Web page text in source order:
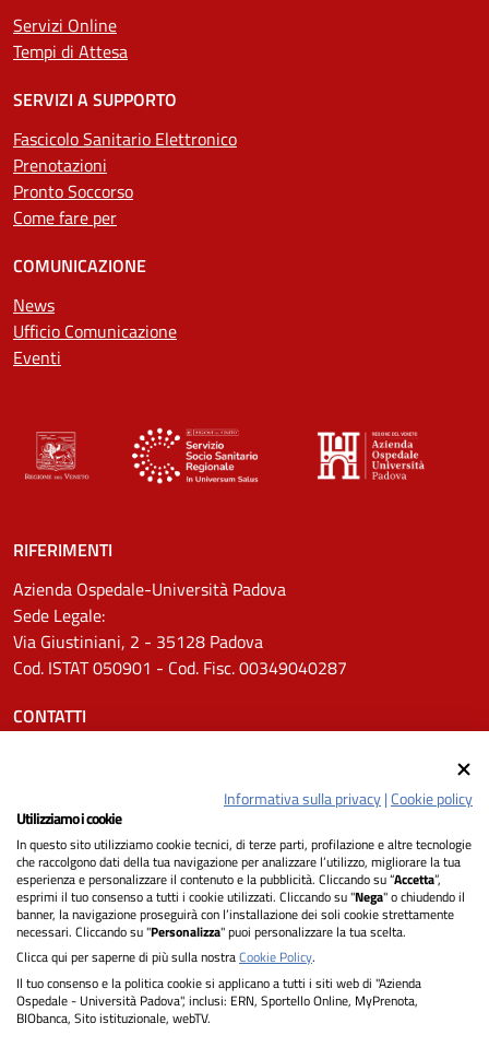
Servizi Online
Tempi di Attesa
SERVIZI A SUPPORTO
Fascicolo Sanitario Elettronico
Prenotazioni
Pronto Soccorso
Come fare per
COMUNICAZIONE
News
Ufficio Comunicazione
Eventi
RIFERIMENTI
Azienda Ospedale-Università Padova
Sede Legale:
Via Giustiniani, 2 - 35128 Padova
Cod. ISTAT 050901 - Cod. Fisc. 00349040287
CONTATTI
Pec: protocollo.aopd@pecveneto.it
SEGUICI SU
Privacy
Dichiarazione di Accessibilità
Informativa sulla privacy|Cookie policy
Utilizziamo i cookie
In questo sito utilizziamo cookie tecnici, di terze parti, profilazione e altre tecnologie
che raccolgono dati della tua navigazione per analizzare l’utilizzo, migliorare la tua
esperienza e personalizzare il contenuto e la pubblicità. Cliccando su “Accetta”,
esprimi il tuo consenso a tutti i cookie utilizzati. Cliccando su "Nega" o chiudendo il
banner, la navigazione proseguirà con l’installazione dei soli cookie strettamente
necessari. Cliccando su "Personalizza" puoi personalizzare la tua scelta.
Clicca qui per saperne di più sulla nostraCookie Policy.
Il tuo consenso e la politica cookie si applicano a tutti i siti web di "Azienda
Ospedale - Università Padova", inclusi: ERN, Sportello Online, MyPrenota,
BIObanca, Sito istituzionale, webTV.